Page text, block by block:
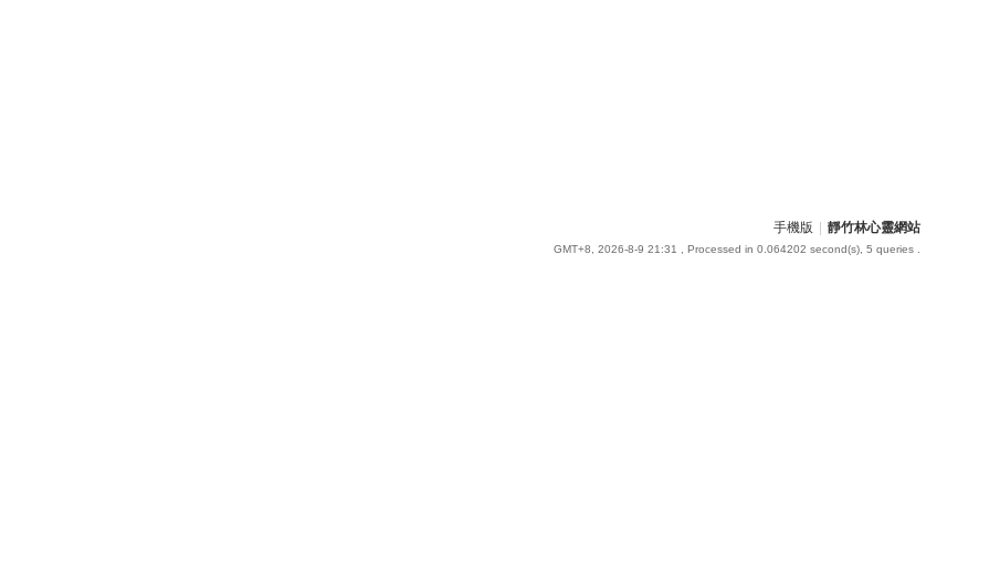
手機版 靜竹林心靈網站
GMT+8, 2026-8-9 21:31 , Processed in 0.064202 second(s), 5 queries .